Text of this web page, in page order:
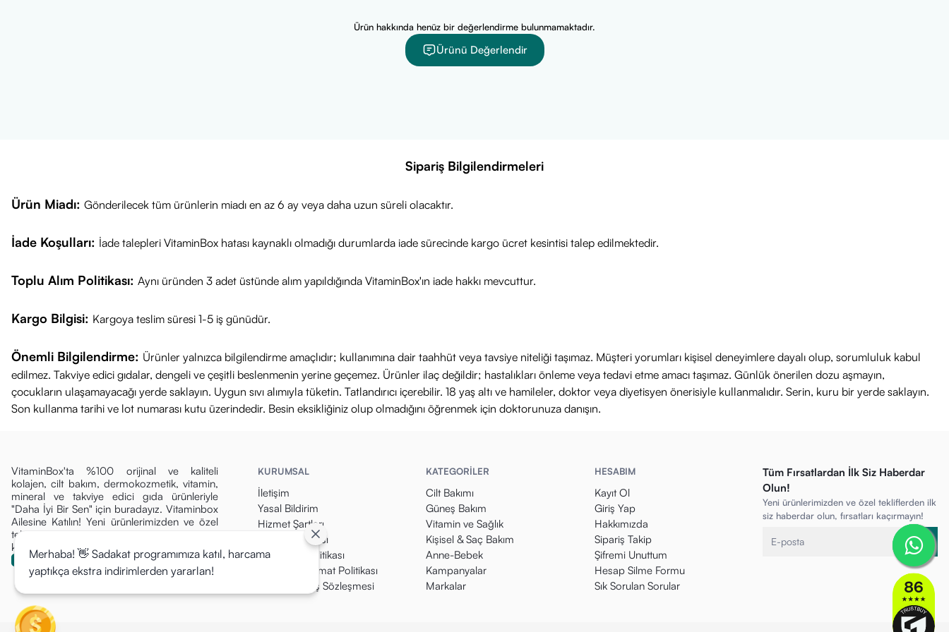
VitaminBox olarak ürünü en güncel kampanyalarla sunmaktayız.
Güncel fiyat bilgisi için ürün sayfasını ziyaret edebilirsiniz.
Ürün hakkında henüz bir değerlendirme bulunmamaktadır.
Ürünü Değerlendir
Sipariş Bilgilendirmeleri
Ürün Miadı: Gönderilecek tüm ürünlerin miadı en az 6 ay veya daha uzun süreli olacaktır.
İade Koşulları: İade talepleri VitaminBox hatası kaynaklı olmadığı durumlarda iade sürecinde kargo ücret kesintisi talep edilmektedir.
Toplu Alım Politikası: Aynı üründen 3 adet üstünde alım yapıldığında VitaminBox'ın iade hakkı mevcuttur.
Kargo Bilgisi: Kargoya teslim süresi 1-5 iş günüdür.
Önemli Bilgilendirme: Ürünler yalnızca bilgilendirme amaçlıdır; kullanımına dair taahhüt veya tavsiye niteliği taşımaz. Müşteri yorumları kişisel deneyimlere dayalı olup, sorumluluk kabul
edilmez. Takviye edici gıdalar, dengeli ve çeşitli beslenmenin yerine geçemez. Ürünler ilaç değildir; hastalıkları önleme veya tedavi etme amacı taşımaz. Günlük önerilen dozu aşmayın,
çocukların ulaşamayacağı yerde saklayın. Uygun sıvı alımıyla tüketin. Tatlandırıcı içerebilir. 18 yaş altı ve hamileler, doktor veya diyetisyen önerisiyle kullanmalıdır. Serin, kuru bir yerde saklayın.
Son kullanma tarihi ve lot numarası kutu üzerindedir. Besin eksikliğiniz olup olmadığını öğrenmek için doktorunuza danışın.
VitaminBox'ta %100 orijinal ve kaliteli
kolajen, cilt bakım, dermokozmetik, vitamin,
mineral ve takviye edici gıda ürünleriyle
"Daha İyi Bir Sen" için buradayız. Vitaminbox
Ailesine Katılın! Yeni ürünlerimizden ve özel
tekliflerden ilk siz haberdar olun, fırsatları
kaçırmayın!
KURUMSAL
İletişim
Yasal Bildirim
Hizmet Şartları
Gizlilik Politikası
Para İade Politikası
Kargo & Teslimat Politikası
Mesafeli Satış Sözleşmesi
KATEGORİLER
Cilt Bakımı
Güneş Bakım
Vitamin ve Sağlık
Kişisel & Saç Bakım
Anne-Bebek
Kampanyalar
Markalar
HESABIM
Kayıt Ol
Giriş Yap
Hakkımızda
Sipariş Takip
Şifremi Unuttum
Hesap Silme Formu
Sık Sorulan Sorular
Tüm Fırsatlardan İlk Siz Haberdar
Olun!
Yeni ürünlerimizden ve özel tekliflerden ilk
siz haberdar olun, fırsatları kaçırmayın!
Merhaba! 👋 Sadakat programımıza katıl, harcama
yaptıkça ekstra indirimlerden yararlan!